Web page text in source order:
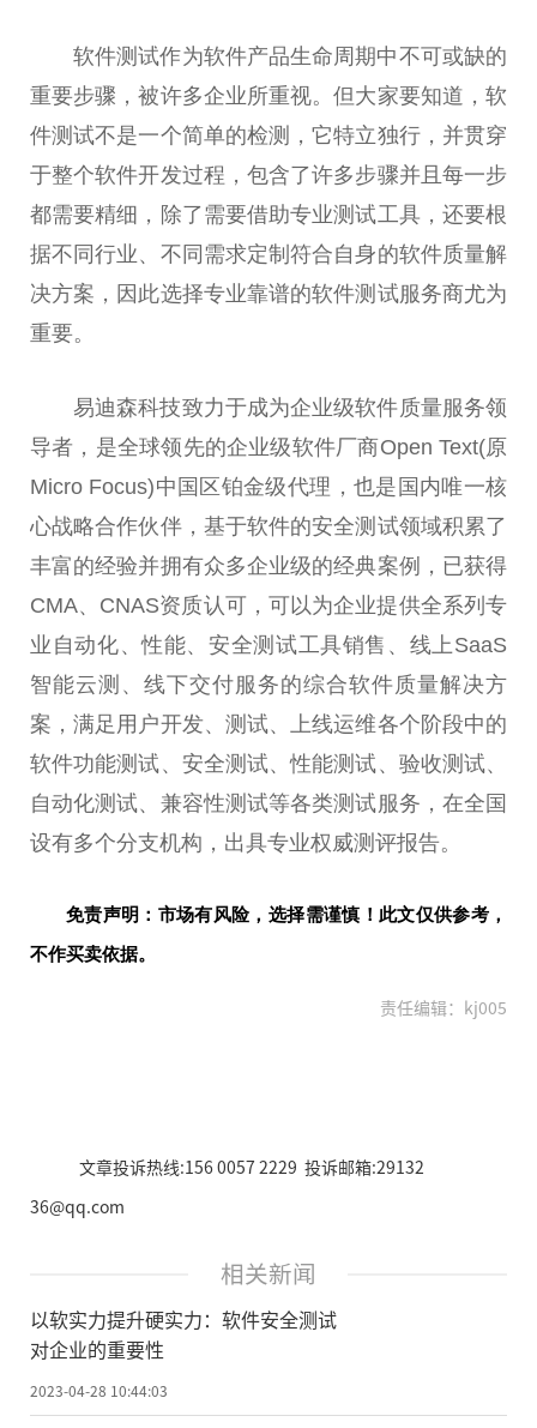
软件测试作为软件产品生命周期中不可或缺的
重要步骤，被许多企业所重视。但大家要知道，软
件测试不是一个简单的检测，它特立独行，并贯穿
于整个软件开发过程，包含了许多步骤并且每一步
都需要精细，除了需要借助专业测试工具，还要根
据不同行业、不同需求定制符合自身的软件质量解
决方案，因此选择专业靠谱的软件测试服务商尤为
重要。
易迪森科技致力于成为企业级软件质量服务领
导者，是全球领先的企业级软件厂商Open Text(原
Micro Focus)中国区铂金级代理，也是国内唯一核
心战略合作伙伴，基于软件的安全测试领域积累了
丰富的经验并拥有众多企业级的经典案例，已获得
CMA、CNAS资质认可，可以为企业提供全系列专
业自动化、性能、安全测试工具销售、线上SaaS
智能云测、线下交付服务的综合软件质量解决方
案，满足用户开发、测试、上线运维各个阶段中的
软件功能测试、安全测试、性能测试、验收测试、
自动化测试、兼容性测试等各类测试服务，在全国
设有多个分支机构，出具专业权威测评报告。
免责声明：市场有风险，选择需谨慎！此文仅供参考，
不作买卖依据。
责任编辑：kj005
文章投诉热线:156 0057 2229 投诉邮箱:29132
36@qq.com
相关新闻
以软实力提升硬实力：软件安全测试
对企业的重要性
2023-04-28 10:44:03